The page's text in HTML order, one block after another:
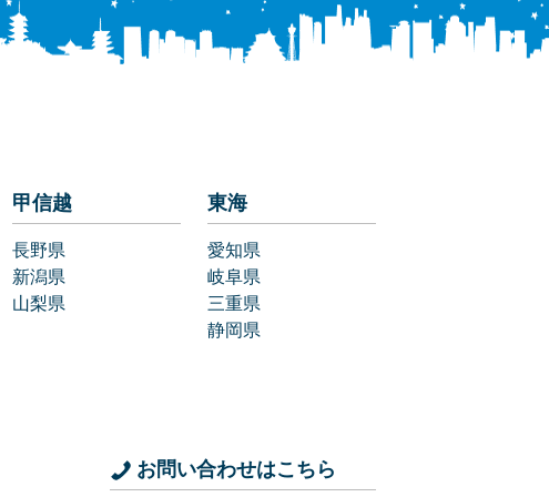
甲信越
長野県
新潟県
山梨県
東海
愛知県
岐阜県
三重県
静岡県
お問い合わせはこちら